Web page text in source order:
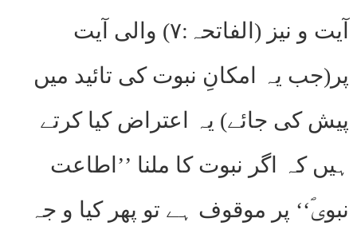
آیت و نیز (الفاتحہ:۷) والی آیت
پر(جب یہ امکانِ نبوت کی تائید میں
پیش کی جائے) یہ اعتراض کیا کرتے
ہیں کہ اگر نبوت کا ملنا ’’اطاعت
نبویؐ‘‘ پر موقوف ہے تو پھر کیا و جہ